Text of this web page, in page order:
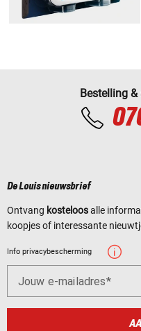
Bestelling
De Louis nieuwsbrief
Ontvang kosteloosalle
koopjes of interessante
Info privacybescherming
Jouw e-mailadres